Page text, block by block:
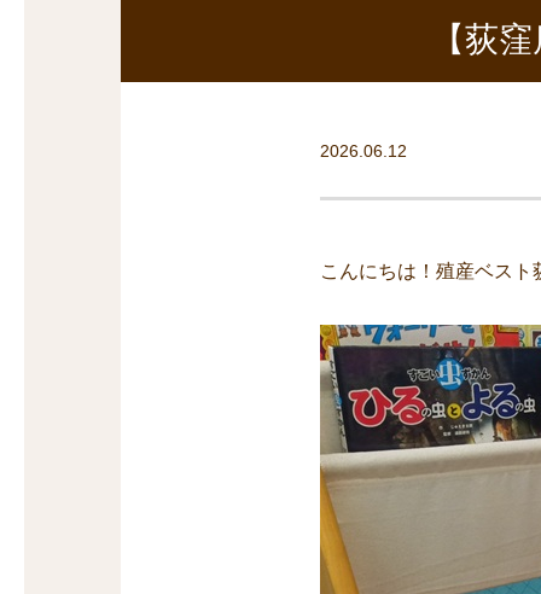
【荻
2026.06.12
こんにちは！殖産ベスト